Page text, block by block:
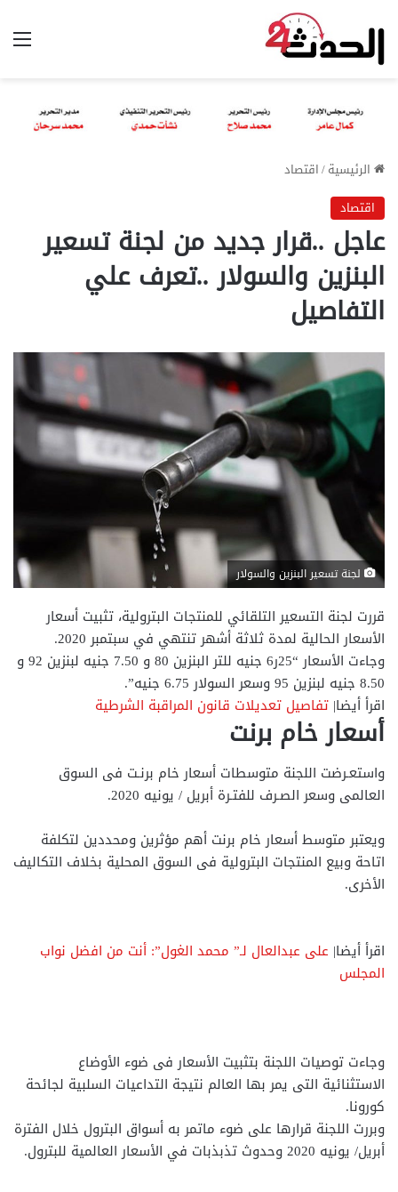
الرئيسية/اقتصاد
اقتصاد
عاجل ..قرار جديد من لجنة تسعير
البنزين والسولار ..تعرف علي
التفاصيل
لجنة تسعير البنزين والسولار
قررت لجنة التسعير التلقائي للمنتجات البترولية، تثبيت أسعار
الأسعار الحالية لمدة ثلاثة أشهر تنتهي في سبتمبر 2020.
وجاءت الأسعار “25ر6 جنيه للتر البنزين 80 و 7.50 جنيه لبنزين 92 و
8.50 جنيه لبنزين 95 وسعر السولار 6.75 جنيه”.
اقرأ أيضا| تفاصيل تعديلات قانون المراقبة الشرطية
أسعار خام برنت
واستعـرضت اللجنة متوسطات أسعار خام برنـت فى السوق
العالمى وسعر الصـرف للفتـرة أبريل / يونيه 2020.
ويعتبر متوسط أسعار خام برنت أهم مؤثرين ومحددين لتكلفة
اتاحة وبيع المنتجات البترولية فى السوق المحلية بخلاف التكاليف
الأخرى.
اقرأ أيضا| على عبدالعال لـ” محمد الغول”: أنت من افضل نواب
المجلس
وجاءت توصيات اللجنة بتثبيت الأسعار فى ضوء الأوضاع
الاستثنائية التى يمر بها العالم نتيجة التداعيات السلبية لجائحة
كورونا.
وبررت اللجنة قرارها على ضوء ماتمر به أسواق البترول خلال الفترة
أبريل/ يونيه 2020 وحدوث تذبذبات في الأسعار العالمية للبترول.